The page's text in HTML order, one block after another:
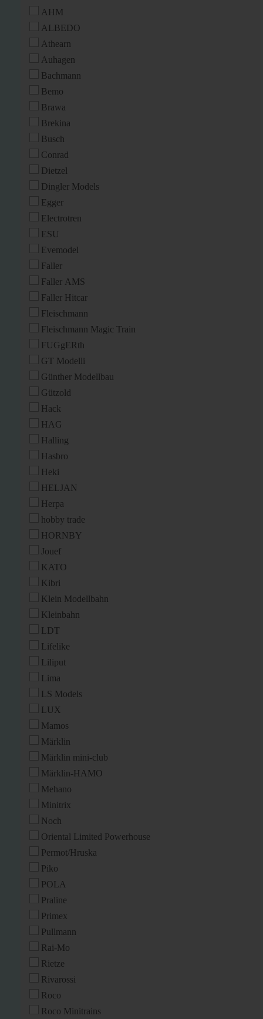
AHM
ALBEDO
Athearn
Auhagen
Bachmann
Bemo
Brawa
Brekina
Busch
Conrad
Dietzel
Dingler Models
Egger
Electrotren
ESU
Evemodel
Faller
Faller AMS
Faller Hitcar
Fleischmann
Fleischmann Magic Train
FUGgERth
GT Modelli
Günther Modellbau
Gützold
Hack
HAG
Halling
Hasbro
Heki
HELJAN
Herpa
hobby trade
HORNBY
Jouef
KATO
Kibri
Klein Modellbahn
Kleinbahn
LDT
Lifelike
Liliput
Lima
LS Models
LUX
Mamos
Märklin
Märklin mini-club
Märklin-HAMO
Mehano
Minitrix
Noch
Oriental Limited Powerhouse
Permot/Hruska
Piko
POLA
Praline
Primex
Pullmann
Rai-Mo
Rietze
Rivarossi
Roco
Roco Minitrains